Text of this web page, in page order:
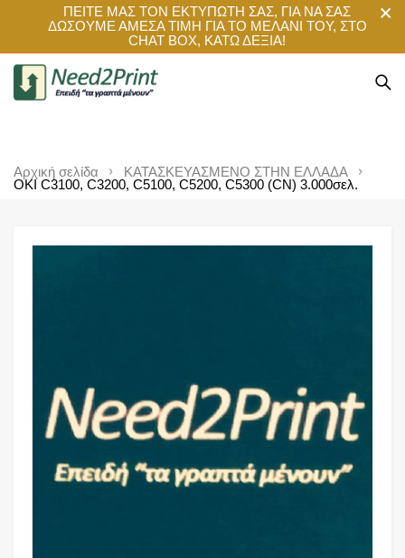
ΠΕΙΤΕ ΜΑΣ ΤΟΝ ΕΚΤΥΠΩΤΗ ΣΑΣ, ΓΙΑ ΝΑ ΣΑΣ
ΔΩΣΟΥΜΕ ΑΜΕΣΑ ΤΙΜΗ ΓΙΑ ΤΟ ΜΕΛΑΝΙ ΤΟΥ, ΣΤΟ
CHAT BOX, ΚΑΤΩ ΔΕΞΙΑ!
Αρχική σελίδα
ΚΑΤΑΣΚΕΥΑΣΜΕΝΟ ΣΤΗΝ ΕΛΛΑΔΑ
OKI C3100, C3200, C5100, C5200, C5300 (CN) 3.000σελ.